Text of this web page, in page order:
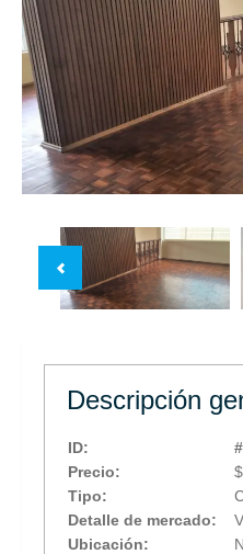
Descripción
ID:
Precio:
Tipo:
Detalle de mercado:
Ubicación: